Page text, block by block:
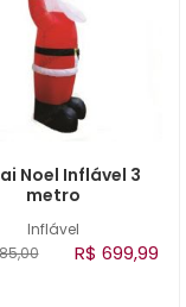
Inflável
Noel Inflável 3
metro
R$ 699,99